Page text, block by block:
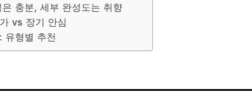
은 충분, 세부 완성도는 취향
vs 장기 안심
유형별 추천